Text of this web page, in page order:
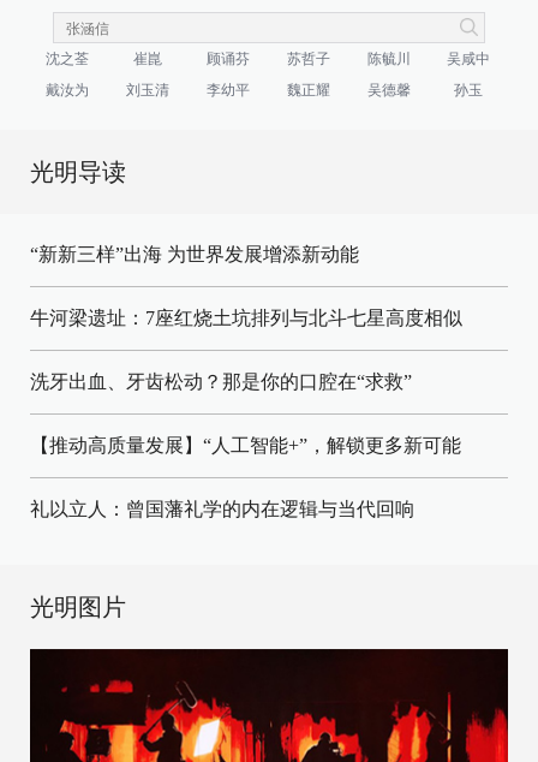
沈之荃 崔崑 顾诵芬 苏哲子 陈毓川
吴咸中
戴汝为
刘玉清 李幼平 魏正耀 吴德馨 孙玉
光明导读
“新新三样”出海 为世界发展增添新动能
牛河梁遗址：7座红烧土坑排列与北斗七星高度相似
洗牙出血、牙齿松动？那是你的口腔在“求救”
【推动高质量发展】“人工智能+”，解锁更多新可能
礼以立人：曾国藩礼学的内在逻辑与当代回响
光明图片